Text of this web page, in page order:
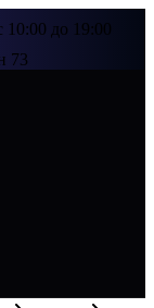
10:00 до 19:00
73